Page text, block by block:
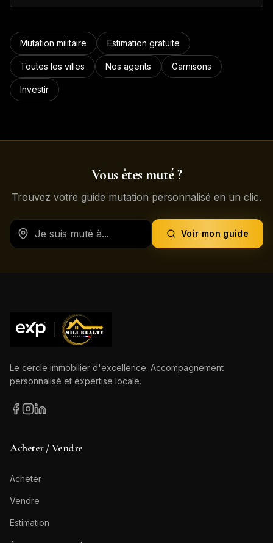
Mutation militaire Estimation gratuite
Toutes les villes Nos agents Garnisons
Investir
Vous êtes muté ?
Trouvez votre guide mutation personnalisé en un clic.
Voir mon guide
Le cercle immobilier d'excellence. Accompagnement
personnalisé et expertise locale.
Acheter / Vendre
Acheter
Vendre
Estimation